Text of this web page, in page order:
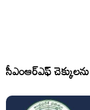
సీఎంఆర్ఎఫ్